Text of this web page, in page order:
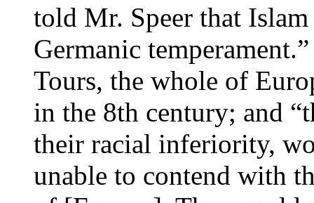
told Mr. Speer that
Germanic
Tours, the whole of
in the 8th century; and
their racial inferiority,
unable to contend with